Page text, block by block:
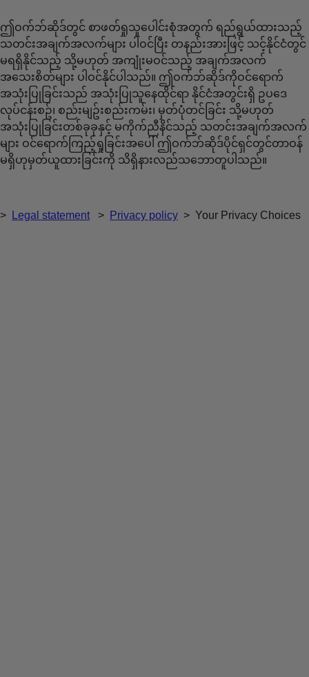
ဤဝက်ဘ်ဆိုဒ်တွင် စာဖတ်ရှုသူပေါင်းစုံအတွက် ရည်ရွယ်ထားသည့်
သတင်းအချက်အလက်များ ပါဝင်ပြီး တနည်းအားဖြင့် သင့်နိုင်ငံတွင်
မရရှိနိုင်သည့် သို့မဟုတ် အကျုံးမဝင်သည့် အချက်အလက်
အသေးစိတ်များ ပါဝင်နိုင်ပါသည်။ ဤဝက်ဘ်ဆိုဒ်ကိုဝင်ရောက်
အသုံးပြုခြင်းသည် အသုံးပြုသူနေထိုင်ရာ နိုင်ငံအတွင်းရှိ ဥပဒေ
လုပ်ငန်းစဥ်၊ စည်းမျဥ်းစည်းကမ်း၊ မှတ်ပုံတင်ခြင်း သို့မဟုတ်
အသုံးပြုခြင်းတစ်ခုခုနှင့် မကိုက်ညီနိင်သည့် သတင်းအချက်အလက်
များ ဝင်ရောက်ကြည့်ရှုခြင်းအပေါ် ဤဝက်ဘ်ဆိုဒ်ပိုင်ရှင်တွင်တာဝန်
မရှိဟုမှတ်ယူထားခြင်းကို သိရှိနားလည်သဘောတူပါသည်။
> Legal statement > Privacy policy > Your Privacy Choices